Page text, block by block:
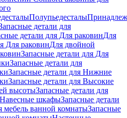
Полупьедесталы
детали для
детали для Для раковинДля
Для раковинДля двойной
Запасные детали для Для
Запасные детали для
Запасные детали для Нижние
Запасные детали для Высокие
высотыЗапасные детали для
Навесные шкафыЗапасные детали
мебель ванной комнатыЗапасные